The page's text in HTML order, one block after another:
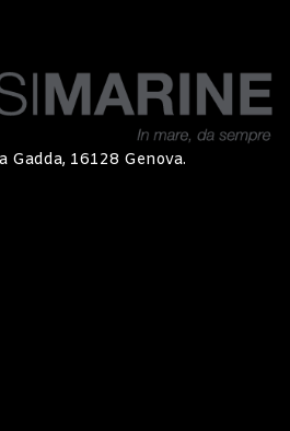
Gadda, 16128 Genova.